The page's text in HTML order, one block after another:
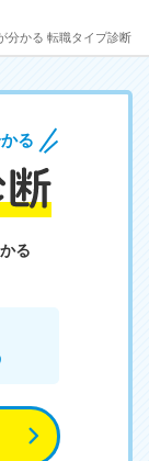
分かる 転職タイプ診断
る
る